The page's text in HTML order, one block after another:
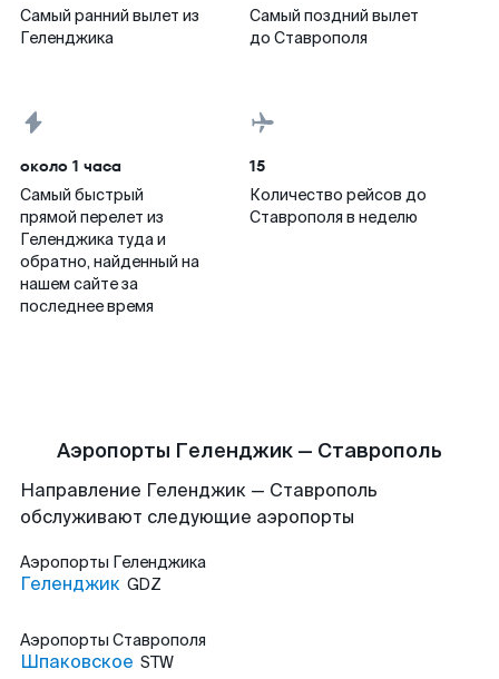
Самый ранний вылет из
Геленджика
Самый поздний вылет
до Ставрополя
около 1 часа
Самый быстрый
прямой перелет из
Геленджика туда и
обратно, найденный на
нашем сайте за
последнее время
15
Количество рейсов до
Ставрополя в неделю
Аэропорты Геленджик — Ставрополь
Направление Геленджик — Ставрополь
обслуживают следующие аэропорты
Аэропорты Геленджика
Геленджик GDZ
Аэропорты Ставрополя
Шпаковское STW